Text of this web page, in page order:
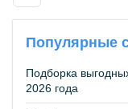
Популярные
Подборка
2026 года